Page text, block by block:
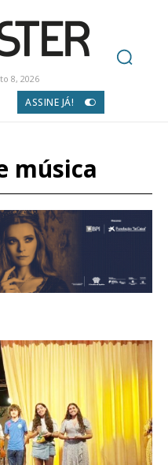
8, 2026
ASSINE JÁ!
música